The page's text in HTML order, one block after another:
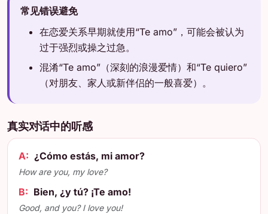
常见错误避免
在恋爱关系早期就使用“Te amo”，可能会被认为
过于强烈或操之过急。
混淆“Te amo”（深刻的浪漫爱情）和“Te quiero”
（对朋友、家人或新伴侣的一般喜爱）。
真实对话中的听感
A: ¿Cómo estás, mi amor?
How are you, my love?
B: Bien, ¿y tú? ¡Te amo!
Good, and you? I love you!